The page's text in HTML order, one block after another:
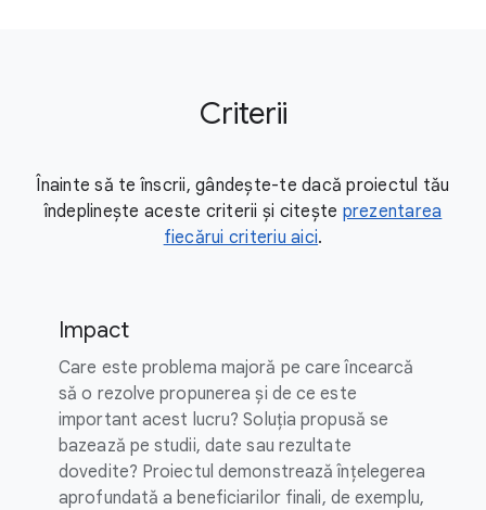
Criterii
Înainte să te înscrii, gândește-te dacă proiectul tău
îndeplinește aceste criterii și citește prezentarea
fiecărui criteriu aici.
Impact
Care este problema majoră pe care încearcă
să o rezolve propunerea și de ce este
important acest lucru? Soluția propusă se
bazează pe studii, date sau rezultate
dovedite? Proiectul demonstrează înțelegerea
aprofundată a beneficiarilor finali, de exemplu,